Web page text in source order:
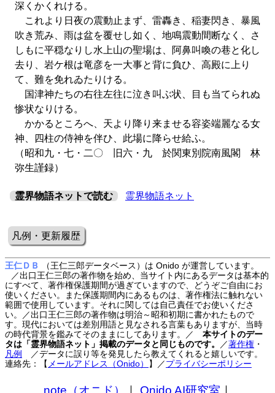
深くかくれける。
これより日夜の震動止まず、雷轟き、稲妻閃き、暴風
吹き荒み、雨は盆を覆せし如く、地鳴震動間断なく、さ
しもに平穏なりし水上山の聖場は、阿鼻叫喚の巷と化し
去り、岩ケ根は竜彦を一大事と背に負ひ、高殿に上り
て、難を免れゐたりける。
国津神たちの右往左往に泣き叫ぶ状、目も当てられぬ
惨状なりける。
かかるところへ、天より降り来ませる容姿端麗なる女
神、四柱の侍神を伴ひ、此場に降らせ給ふ。
（昭和九・七・二〇 旧六・九 於関東別院南風閣 林
弥生謹録）
霊界物語ネットで読む 霊界物語ネット
凡例・更新履歴
王仁ＤＢ
（王仁三郎データベース）は Onido が運営しています。
／出口王仁三郎の著作物を始め、当サイト内にあるデータは基本的
にすべて、著作権保護期間が過ぎていますので、どうぞご自由にお
使いください。また保護期間内にあるものは、著作権法に触れない
範囲で使用しています。それに関しては自己責任でお使いくださ
い。／出口王仁三郎の著作物は明治～昭和初期に書かれたもので
す。現代においては差別用語と見なされる言葉もありますが、当時
の時代背景を鑑みてそのままにしてあります。／ 本サイトのデー
タは「霊界物語ネット」掲載のデータと同じものです。
／著作権 ・
凡例
／データに誤り等を発見したら教えてくれると嬉しいです。
連絡先：【 メールアドレス（Onido） 】 ／プライバシーポリシー
note（オニド） Onido AI研究室